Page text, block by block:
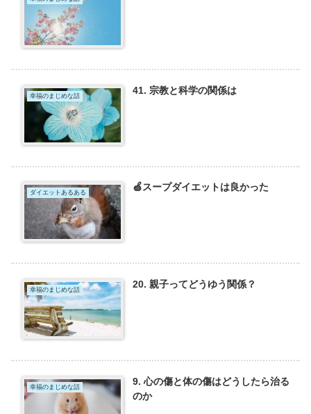
幸福のまじめな話 41. 宗教と科学の関係は
ダイエットあるある 🍏スープダイエットは良かった
幸福のまじめな話 20. 親子ってどうゆう関係？
幸福のまじめな話
9. 心の傷と体の傷はどうしたら治る
のか